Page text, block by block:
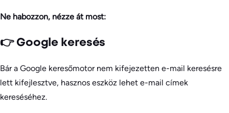
Ne habozzon, nézze át most:
👉 Google keresés
Bár a Google keresőmotor nem kifejezetten e-mail keresésre
lett kifejlesztve, hasznos eszköz lehet e-mail címek
kereséséhez.